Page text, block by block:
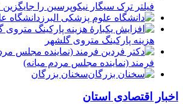
فیلتر ترک سیگار نیکوپرسین را جایگزین
دانشگاه
هزینه پارکینگ متروی گلشهر
فرمند (نماينده مجلس مردم میانه)
سخنان بزرگان
اخبار اقتصادی استان